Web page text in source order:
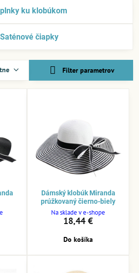
ku klobúkom
Saténové čiapky
Filter parametrov
Dámský klobúk Miranda
prúžkovaný čierno-biely
Na sklade v e-shope
18,44 €
Do košíka